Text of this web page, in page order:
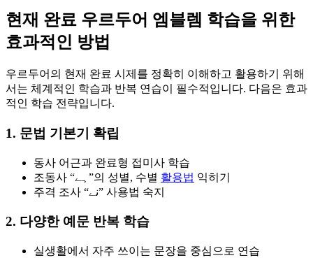
현재 완료 우르두어 엠블렘 학습을 위한
효과적인 방법
우르두어의 현재 완료 시제를 정확히 이해하고 활용하기 위해
서는 체계적인 학습과 반복 연습이 필수적입니다. 다음은 효과
적인 학습 전략입니다.
1. 문법 기본기 확립
동사 어근과 완료형 접미사 학습
조동사 “ہے”의 성별, 수별 활용법 익히기
주격 조사 “نے” 사용법 숙지
2. 다양한 예문 반복 학습
실생활에서 자주 쓰이는 문장을 중심으로 연습